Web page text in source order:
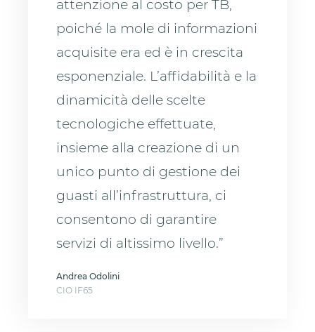
attenzione al costo per TB,
poiché la mole di informazioni
acquisite era ed è in crescita
esponenziale. L’affidabilità e la
dinamicità delle scelte
tecnologiche effettuate,
insieme alla creazione di un
unico punto di gestione dei
guasti all’infrastruttura, ci
consentono di garantire
servizi di altissimo livello.”
Andrea Odolini
CIO IF65